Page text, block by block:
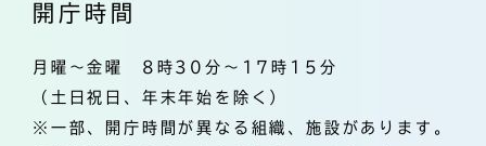
開庁時間
月曜～金曜 8時30分～17時15分
（土日祝日、年末年始を除く）
※一部、開庁時間が異なる組織、施設があります。